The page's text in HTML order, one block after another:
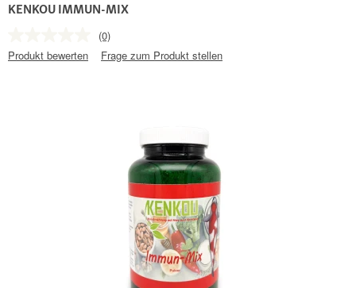
KENKOU IMMUN-MIX
(0)
Produkt bewerten
Frage zum Produkt stellen